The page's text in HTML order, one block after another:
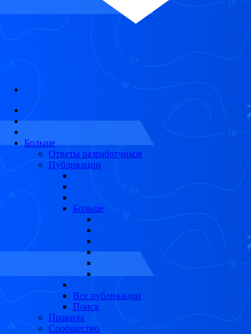
Больше
Ответы разработчиков
Публикации
Больше
Все публикации
Поиск
Правила
Сообщество